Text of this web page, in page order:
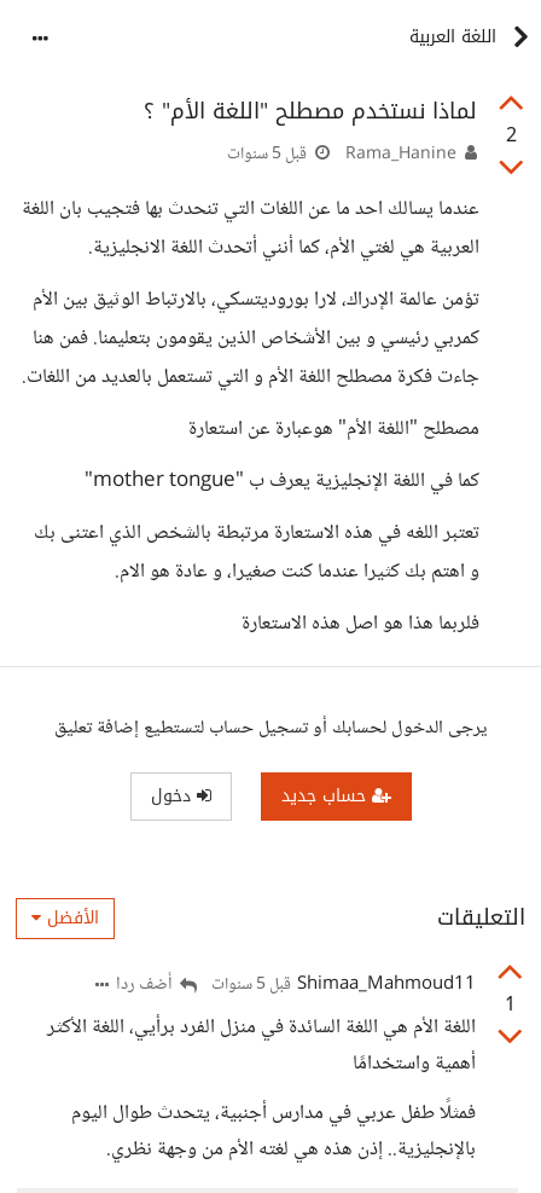
اللغة العربية
2
لماذا نستخدم مصطلح "اللغة الأم" ؟
قبل 5 سنوات
عندما يسالك احد ما عن اللغات التي تنحدث بها فتجيب بان اللغة
العربية هي لغتي الأم، كما أنني أتحدث اللغة الانجليزية.
تؤمن عالمة الإدراك، لارا بوروديتسكي، بالارتباط الوثيق بين الأم
كمربي رئيسي و بين الأشخاص الذين يقومون بتعليمنا. فمن هنا
جاءت فكرة مصطلح اللغة الأم و التي تستعمل بالعديد من اللغات.
مصطلح "اللغة الأم" هوعبارة عن استعارة
كما في اللغة الإنجليزية يعرف ب "mother tongue"
تعتبر اللغه في هذه الاستعارة مرتبطة بالشخص الذي اعتنى بك
و اهتم بك كثيرا عندما كنت صغيرا، و عادة هو الام.
فلربما هذا هو اصل هذه الاستعارة
يرجى الدخول لحسابك أو تسجيل حساب لتستطيع إضافة تعليق
حساب جديد دخول
التعليقات الأفضل
1
Shimaa_Mahmoud11 قبل 5 سنوات أضف ردا
اللغة الأم هي اللغة السائدة في منزل الفرد برأيي، اللغة الأكثر
أهمية واستخدامًا
فمثلًا طفل عربي في مدارس أجنبية، يتحدث طوال اليوم
بالإنجليزية.. إذن هذه هي لغته الأم من وجهة نظري.